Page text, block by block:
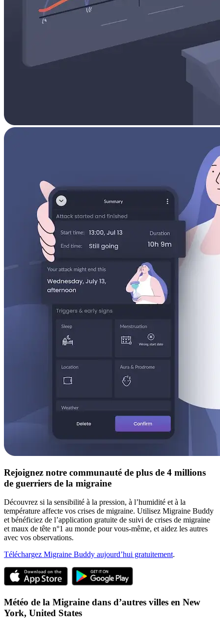
Rejoignez notre communauté de plus de 4 millions
de guerriers de la migraine
Découvrez si la sensibilité à la pression, à l’humidité et à la
température affecte vos crises de migraine. Utilisez Migraine Buddy
et bénéficiez de l’application gratuite de suivi de crises de migraine
et maux de tête n°1 au monde pour vous-même, et aidez les autres
avec vos observations.
Téléchargez Migraine Buddy aujourd’hui gratuitement.
Météo de la Migraine dans d’autres villes en New
York, United States